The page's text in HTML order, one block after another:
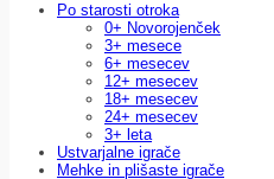
Po starosti otroka
0+ Novorojenček
3+ mesece
6+ mesecev
12+ mesecev
18+ mesecev
24+ mesecev
3+ leta
Ustvarjalne igrače
Mehke in plišaste igrače